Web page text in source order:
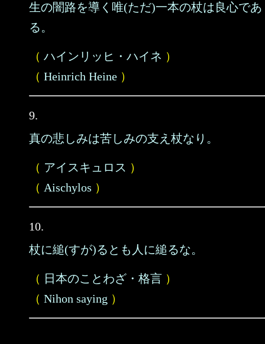
生の闇路を導く唯(ただ)一本の杖は良心であ
る。
（ ハインリッヒ・ハイネ ）
（ Heinrich Heine ）
9.
真の悲しみは苦しみの支え杖なり。
（ アイスキュロス ）
（ Aischylos ）
10.
杖に縋(すが)るとも人に縋るな。
（ 日本のことわざ・格言 ）
（ Nihon saying ）